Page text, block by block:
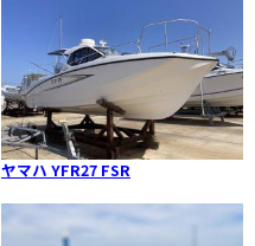
ヤマハ YFR27 FSR